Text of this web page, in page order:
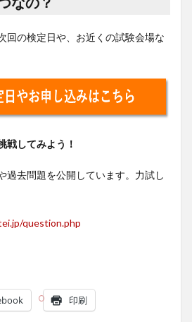
回の検定日や、お近くの試験会場な
戦してみよう！
過去問題を公開しています。力試し
question.php
印刷